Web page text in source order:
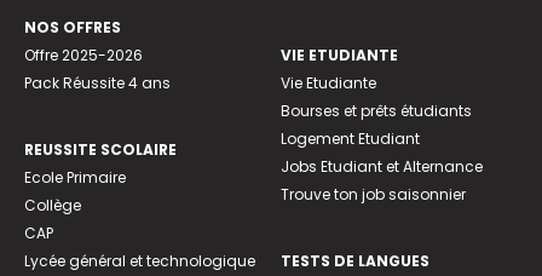
NOS OFFRES
Offre 2025-2026
Pack Réussite 4 ans
REUSSITE SCOLAIRE
Ecole Primaire
Collège
CAP
Lycée général et technologique
VIE ETUDIANTE
Vie Etudiante
Bourses et prêts étudiants
Logement Etudiant
Jobs Etudiant et Alternance
Trouve ton job saisonnier
TESTS DE LANGUES